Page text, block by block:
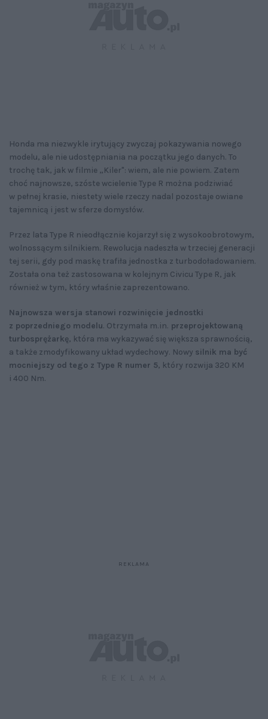
Honda ma niezwykle irytujący zwyczaj pokazywania nowego
modelu, ale nie udostępniania na początku jego danych. To
trochę tak, jak w filmie „Kiler": wiem, ale nie powiem. Zatem
choć najnowsze, szóste wcielenie Type R można podziwiać
w pełnej krasie, niestety wiele rzeczy nadal pozostaje owiane
tajemnicą i jest w sferze domysłów.
Przez lata Type R nieodłącznie kojarzył się z wysokoobrotowym,
wolnossącym silnikiem. Rewolucja nadeszła w trzeciej generacji
tej serii, gdy pod maskę trafiła jednostka z turbodoładowaniem.
Została ona też zastosowana w kolejnym Civicu Type R, jak
również w tym, który właśnie zaprezentowano.
Najnowsza wersja stanowi rozwinięcie jednostki
z poprzedniego modelu. Otrzymała m.in. przeprojektowaną
turbosprężarkę, która ma wykazywać się większa sprawnością,
a także zmodyfikowany układ wydechowy. Nowy silnik ma być
mocniejszy od tego z Type R numer 5, który rozwija 320 KM
i 400 Nm.